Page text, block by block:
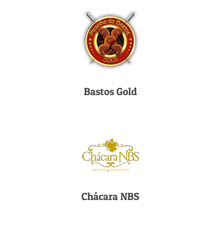
Bastos Gold
Chácara NBS